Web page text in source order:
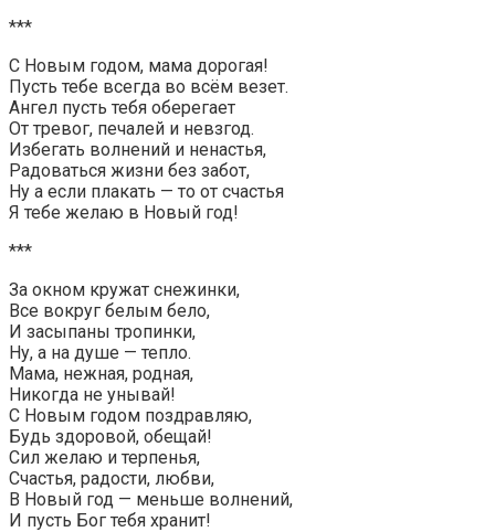
***
С Новым годом, мама дорогая!
Пусть тебе всегда во всём везет.
Ангел пусть тебя оберегает
От тревог, печалей и невзгод.
Избегать волнений и ненастья,
Радоваться жизни без забот,
Ну а если плакать — то от счастья
Я тебе желаю в Новый год!
***
За окном кружат снежинки,
Все вокруг белым бело,
И засыпаны тропинки,
Ну, а на душе — тепло.
Мама, нежная, родная,
Никогда не унывай!
С Новым годом поздравляю,
Будь здоровой, обещай!
Сил желаю и терпенья,
Счастья, радости, любви,
В Новый год — меньше волнений,
И пусть Бог тебя хранит!